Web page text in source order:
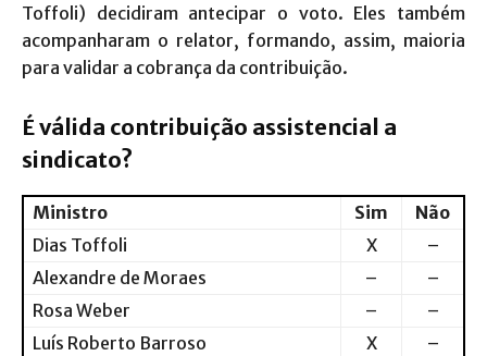
Toffoli) decidiram antecipar o voto. Eles também
acompanharam o relator, formando, assim, maioria
para validar a cobrança da contribuição.
É válida contribuição assistencial a
sindicato?
Ministro Sim
Não
Dias Toffoli
X
–
Alexandre de Moraes
–
–
Rosa Weber
–
–
Luís Roberto Barroso
X
–